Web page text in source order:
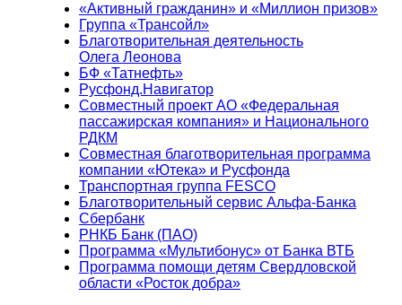
«Активный гражданин» и «Миллион призов»
Группа «Трансойл»
Благотворительная деятельность
Олега Леонова
БФ «Татнефть»
Русфонд.Навигатор
Совместный проект АО «Федеральная
пассажирская компания» и Национального
РДКМ
Совместная благотворительная программа
компании «Ютека» и Русфонда
Транспортная группа FESCO
Благотворительный сервис Альфа-Банка
Сбербанк
РНКБ Банк (ПАО)
Программа «Мультибонус» от Банка ВТБ
Программа помощи детям Свердловской
области «Росток добра»